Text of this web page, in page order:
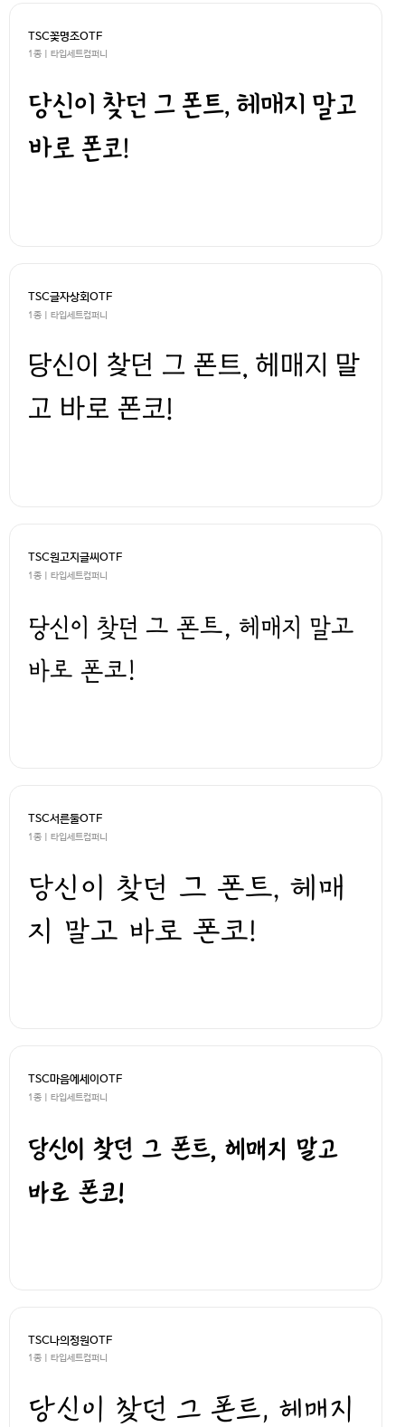
TSC꽃명조OTF
1종 | 타입세트컴퍼니
당신이 찾던 그 폰트, 헤매지 말고
바로 폰코!
TSC글자상회OTF
1종 | 타입세트컴퍼니
당신이 찾던 그 폰트, 헤매지 말
고 바로 폰코!
TSC원고지글씨OTF
1종 | 타입세트컴퍼니
당신이 찾던 그 폰트, 헤매지 말고
바로 폰코!
TSC서른둘OTF
1종 | 타입세트컴퍼니
당신이 찾던 그 폰트, 헤매
지 말고 바로 폰코!
TSC마음에세이OTF
1종 | 타입세트컴퍼니
당신이 찾던 그 폰트, 헤매지 말고
바로 폰코!
TSC나의정원OTF
1종 | 타입세트컴퍼니
당신이 찾던 그 폰트, 헤매지